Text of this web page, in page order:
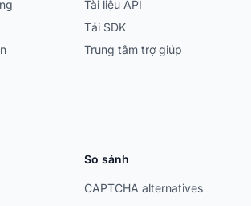
Tài liệu API
Tải SDK
Trung tâm trợ giúp
So sánh
CAPTCHA alternatives